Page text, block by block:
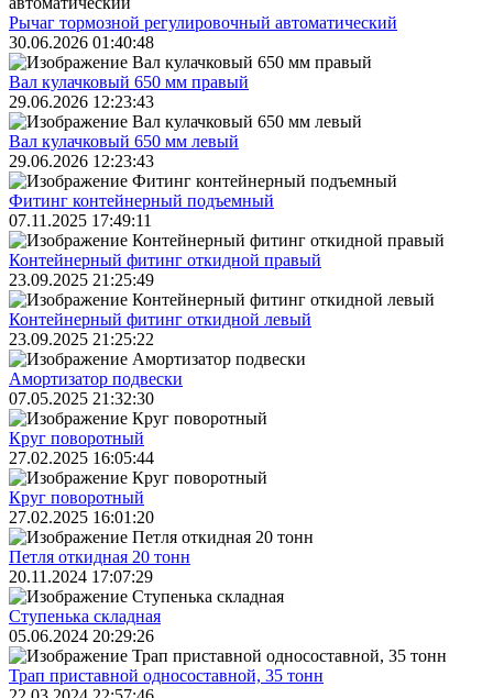
Рычаг тормозной регулировочный автоматический
30.06.2026 01:40:48
Вал кулачковый 650 мм правый
29.06.2026 12:23:43
Вал кулачковый 650 мм левый
29.06.2026 12:23:43
Фитинг контейнерный подъемный
07.11.2025 17:49:11
Контейнерный фитинг откидной правый
23.09.2025 21:25:49
Контейнерный фитинг откидной левый
23.09.2025 21:25:22
Амортизатор подвески
07.05.2025 21:32:30
Круг поворотный
27.02.2025 16:05:44
Круг поворотный
27.02.2025 16:01:20
Петля откидная 20 тонн
20.11.2024 17:07:29
Ступенька складная
05.06.2024 20:29:26
Трап приставной односоставной, 35 тонн